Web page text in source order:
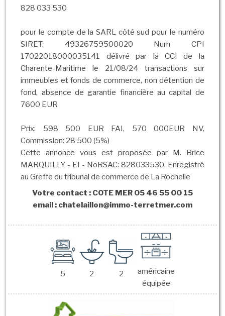
828 033 530
pour le compte de la SARL côté sud pour le numéro
SIRET: 49326759500020 Num CPI
17022018000035141 délivré par la CCI de la
Charente-Maritime le 21/08/24 transactions sur
immeubles et fonds de commerce, non détention de
fond, absence de garantie financière au capital de
7600 EUR
Prix: 598 500 EUR FAI, 570 000EUR NV,
Commission: 28 500 (5%)
Cette annonce vous est proposée par M. Brice
MARQUILLY - EI - NoRSAC: 828033530, Enregistré
au Greffe du tribunal de commerce de La Rochelle
Votre contact : COTE MER 05 46 55 00 15
email : chatelaillon@immo-terretmer.com
5 2 2
américaine
équipée